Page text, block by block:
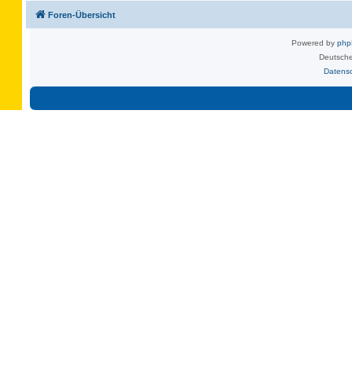
Foren-Übersicht
Powered by